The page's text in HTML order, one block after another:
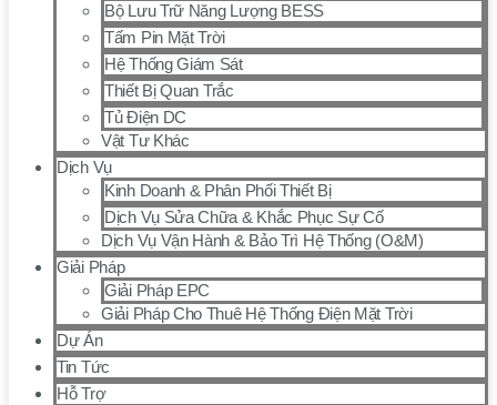
Bộ Lưu Trữ Năng Lượng BESS
Tấm Pin Mặt Trời
Hệ Thống Giám Sát
Thiết Bị Quan Trắc
Tủ Điện DC
Vật Tư Khác
Dịch Vụ
Kinh Doanh & Phân Phối Thiết Bị
Dịch Vụ Sửa Chữa & Khắc Phục Sự Cố
Dịch Vụ Vận Hành & Bảo Trì Hệ Thống (O&M)
Giải Pháp
Giải Pháp EPC
Giải Pháp Cho Thuê Hệ Thống Điện Mặt Trời
Dự Án
Tin Tức
Hỗ Trợ